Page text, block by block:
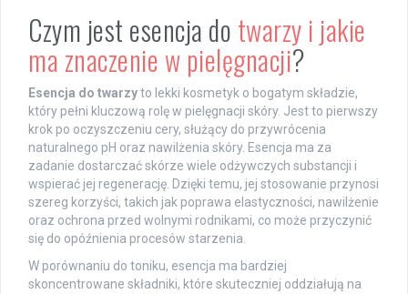
Czym jest esencja do twarzy i jakie
ma znaczenie w pielęgnacji?
Esencja do twarzyto lekki kosmetyk o bogatym składzie,
który pełni kluczową rolę w pielęgnacji skóry. Jest to pierwszy
krok po oczyszczeniu cery, służący do przywrócenia
naturalnego pH oraz nawilżenia skóry. Esencja ma za
zadanie dostarczać skórze wiele odżywczych substancji i
wspierać jej regenerację. Dzięki temu, jej stosowanie przynosi
szereg korzyści, takich jak poprawa elastyczności, nawilżenie
oraz ochrona przed wolnymi rodnikami, co może przyczynić
się do opóźnienia procesów starzenia.
W porównaniu do toniku, esencja ma bardziej
skoncentrowane składniki, które skuteczniej oddziałują na